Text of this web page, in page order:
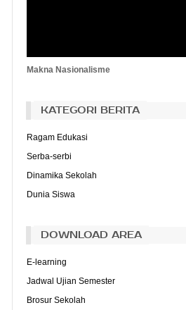
Makna Nasionalisme
KATEGORI BERITA
Ragam Edukasi
Serba-serbi
Dinamika Sekolah
Dunia Siswa
DOWNLOAD AREA
E-learning
Jadwal Ujian Semester
Brosur Sekolah